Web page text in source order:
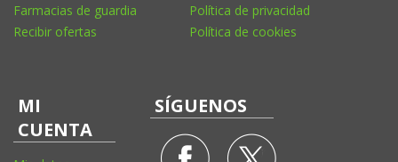
Farmacias de guardia
Recibir ofertas
Política de privacidad
Política de cookies
MI
CUENTA
SÍGUENOS